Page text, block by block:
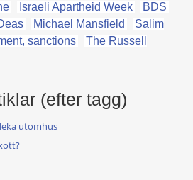
Israeli Apartheid Week
BDS
Michael Mansfield
Salim
sanctions
The Russell
(efter tagg)
utomhus